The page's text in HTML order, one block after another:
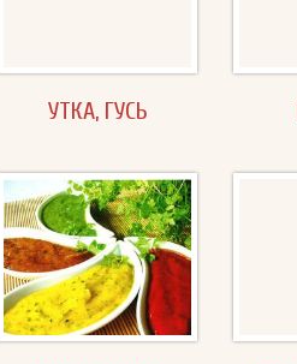
УТКА, ГУСЬ